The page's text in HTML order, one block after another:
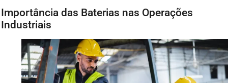
Importância das Baterias nas Operações
Industriais